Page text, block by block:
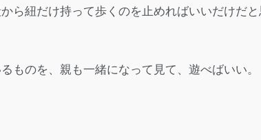
紐だけ持って歩くのを止めればいいだけだと
ものを、親も一緒になって見て、遊べばいい。